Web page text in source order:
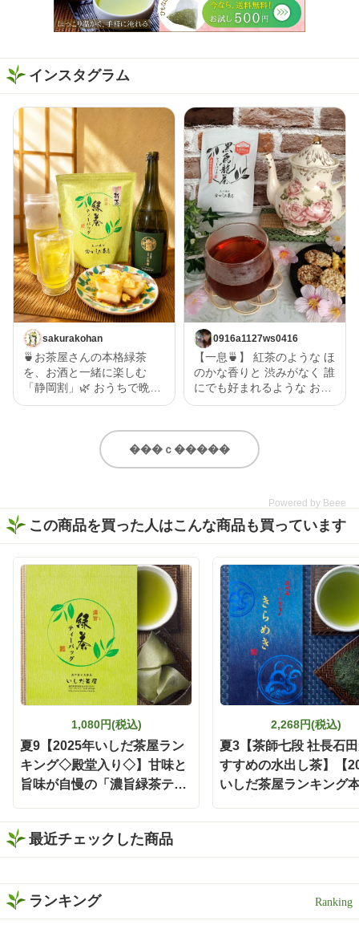
インスタグラム
sakurakohan
🍵お茶屋さんの本格緑茶
を、お酒と一緒に楽しむ
「静岡割」🌿 おうちで晩酌
を楽しむなら、お酒だけじ
は、いしだ茶屋のオンライ
ンショップ限定商品【濃旨
年度いしだ茶屋年間売り上
げNo.1👑 販売開始から多く
の方に愛されている、いし
だ茶屋で人気のティーバッ
グ商品です🍵 特上の深蒸し
で作られた濃旨緑茶は、テ
ィーバッグとは思えないほ
どしっかりとした味わい😋
香ばしい香りとお茶ならで
はの甘みがふわっと広がっ
て、まるで茶葉から丁寧に
淹れたような本格的な美味
しさを楽しめました🍃 そし
て、ぜひ試してほしいのが
「静岡割」🍶🍵 濃旨緑茶テ
ィーバッグで作った緑茶を
お酒で割るだけという、と
ってもシンプルな楽しみ方
です❣️ 水出しでもお茶の旨
も緑茶の存在感が消えない
😌 お茶の旨みとお酒の風味
がバランスよく重なって、
く、いつもの晩酌がちょっ
と特別な時間になりました
0916a1127ws0416
【一息🍵】 紅茶のような ほ
のかな香りと 渋みがなく 誰
にでも好まれるような お茶
で一息🍵 黒烏龍なので 和食
もあるので 洋食にもあい 幅
広く 美味しく召し上がれる
と思います。 いしだ茶屋
はストーリーに リンクを貼
り付けたので是非 チェック
してみてください🙇‍♀️ https://
www.ishida-chaya.jp/?pid=1
72961890 @ishidachaya #
いしだ茶屋 #タイアップ #
黒烏龍茶 #ウーロン茶 #今
日のお茶
���ｃ�����
Powered by Beee
この商品を買った人はこんな商品も買っています
1,080円(税込)
夏9【2025年いしだ茶屋ラン
キング◇殿堂入り◇】甘味と
旨味が自慢の「濃旨緑茶ティ
森町 お茶 【ポスト投函便不
可】【定番】【キャンペーン
対象外】【夏ギフト】
2,268円(税込)
夏3【茶師七段 社長石
すすめの水出し茶】【
いしだ茶屋ランキング
高級煎茶 「きらめき」
最近チェックした商品
ランキング